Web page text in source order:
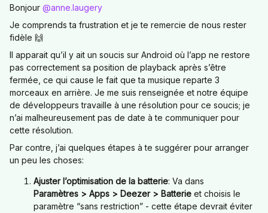
Bonjour ​ @anne.laugery
Je comprends ta frustration et je te remercie de nous rester
fidèle 🙌
Il apparait qu’il y ait un soucis sur Android où l’app ne restore
pas correctement sa position de playback après s’être
fermée, ce qui cause le fait que ta musique reparte 3
morceaux en arrière. Je me suis renseignée et notre équipe
de développeurs travaille à une résolution pour ce soucis; je
n’ai malheureusement pas de date à te communiquer pour
cette résolution.
Par contre, j’ai quelques étapes à te suggérer pour arranger
un peu les choses:
Ajuster l’optimisation de la batterie: Va dans
Paramètres > Apps > Deezer > Batterie et choisis le
paramètre “sans restriction” - cette étape devrait éviter